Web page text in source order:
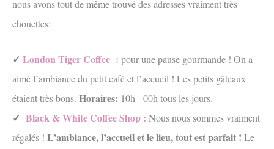
nous avons tout de même trouvé des adresses vraiment très
chouettes:
✓ London Tiger Coffee : pour une pause gourmande ! On a
aimé l’ambiance du petit café et l’accueil ! Les petits gâteaux
étaient très bons. Horaires: 10h - 00h tous les jours.
✓ Black & White Coffee Shop : Nous nous sommes vraiment
régalés ! L’ambiance, l’accueil et le lieu, tout est parfait ! Le